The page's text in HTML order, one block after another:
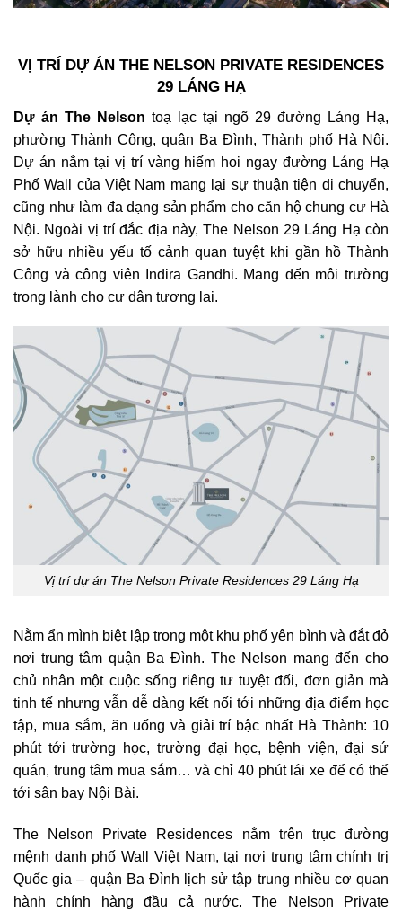
VỊ TRÍ DỰ ÁN THE NELSON PRIVATE RESIDENCES
29 LÁNG HẠ
Dự án The Nelson toạ lạc tại ngõ 29 đường Láng Hạ,
phường Thành Công, quận Ba Đình, Thành phố Hà Nội.
Dự án nằm tại vị trí vàng hiếm hoi ngay đường Láng Hạ
Phố Wall của Việt Nam mang lại sự thuận tiện di chuyển,
cũng như làm đa dạng sản phẩm cho căn hộ chung cư Hà
Nội. Ngoài vị trí đắc địa này, The Nelson 29 Láng Hạ còn
sở hữu nhiều yếu tố cảnh quan tuyệt khi gần hồ Thành
Công và công viên Indira Gandhi. Mang đến môi trường
trong lành cho cư dân tương lai.
Vị trí dự án The Nelson Private Residences 29 Láng Hạ
Nằm ẩn mình biệt lập trong một khu phố yên bình và đắt đỏ
nơi trung tâm quận Ba Đình. The Nelson mang đến cho
chủ nhân một cuộc sống riêng tư tuyệt đối, đơn giản mà
tinh tế nhưng vẫn dễ dàng kết nối tới những địa điểm học
tập, mua sắm, ăn uống và giải trí bậc nhất Hà Thành: 10
phút tới trường học, trường đại học, bệnh viện, đại sứ
quán, trung tâm mua sắm… và chỉ 40 phút lái xe để có thể
tới sân bay Nội Bài.
The Nelson Private Residences nằm trên trục đường
mệnh danh phố Wall Việt Nam, tại nơi trung tâm chính trị
Quốc gia – quận Ba Đình lịch sử tập trung nhiều cơ quan
hành chính hàng đầu cả nước. The Nelson Private